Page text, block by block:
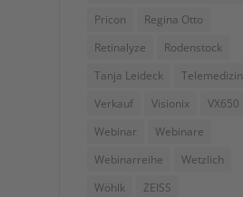
Pricon
Regina Otto
Retinalyze
Rodenstock
Tanja Leideck
Telemedizin
Verkauf
Visionix
VX650
Webinar
Webinare
Webinarreihe
Wetzlich
Wöhlk
ZEISS